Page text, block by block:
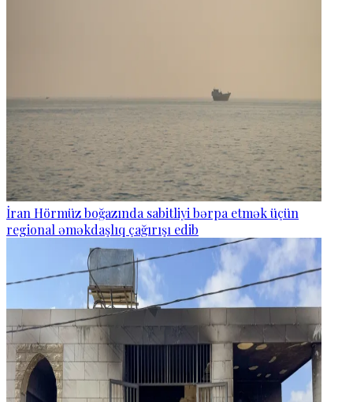
İran Hörmüz boğazında sabitliyi bərpa etmək üçün
regional əməkdaşlıq çağırışı edib